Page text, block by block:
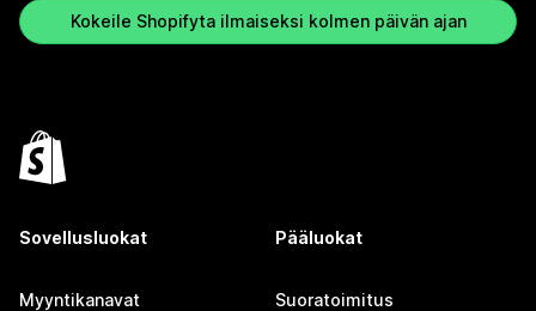
Kokeile Shopifyta ilmaiseksi kolmen päivän ajan
Sovellusluokat
Myyntikanavat
Pääluokat
Suoratoimitus